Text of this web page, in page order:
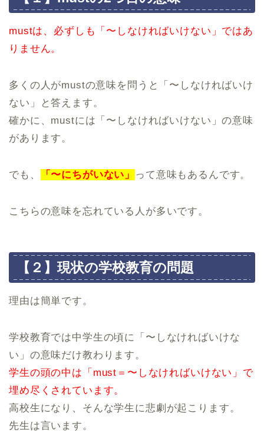
mustは、必ずしも「〜しなければいけない」ではあ
りません。
多くの人がmustの意味を問うと「〜しなければいけ
ない」と答えます。
確かに、mustには「〜しなければいけない」の意味
があります。
でも、 「〜にちがいない」 って意味もあるんです。
こちらの意味を忘れている人が多いです。
【２】現状の学校教育の問題
理由は簡単です。
学校教育では中学生の頃に「〜しなければいけな
い」の意味だけ教わります。
学生の頭の中は「must＝〜しなければいけない」で
埋め尽くされています。
高校生になり、そんな学生に悲劇が起こります。
先生は言います。